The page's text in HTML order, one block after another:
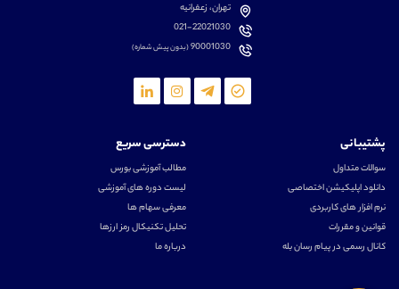
تهران، زعفرانیه
021-22021030
90001030(بدون پیش شماره)
پشتیبانی
سوالات متداول
دانلود اپلیکیشن اختصاصی
نرم افزار های کاربردی
قوانین و مقررات
کانال رسمی در پیام رسان بله
دسترسی سریع
مطالب آموزشی بورس
لیست دوره های آموزشی
معرفی سهام ها
تحلیل تکنیکال رمز ارزها
درباره ما